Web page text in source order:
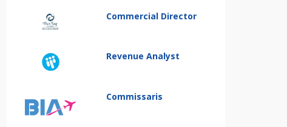
Commercial Director
Revenue Analyst
Commissaris